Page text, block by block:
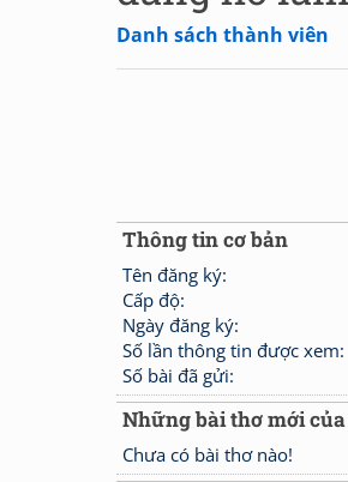
Danh sách thành viên
Thông tin cơ bản
Tên đăng ký:
Cấp độ:
Ngày đăng ký:
Số lần thông tin được xem:
Số bài đã gửi:
Những bài thơ mới
Chưa có bài thơ nào!